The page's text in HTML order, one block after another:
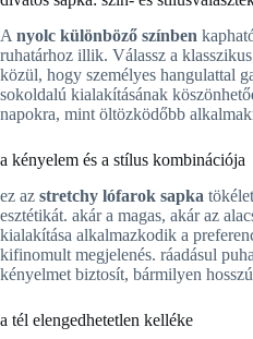
A nyolc különböző színben
ruhatárhoz illik. Válassz a
közül, hogy személyes hangulattal
sokoldalú kialakításának
napokra, mint öltözködőbb
a kényelem és a stílus kombinációja
ez az stretchy lófarok sapka
esztétikát. akár a magas, akár az
kialakítása alkalmazkodik a
kifinomult megjelenés. ráadásul
kényelmet biztosít, bármilyen
a tél elengedhetetlen kelléke